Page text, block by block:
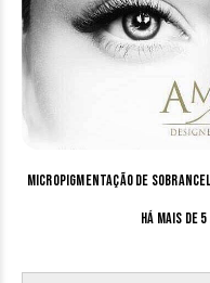
Micropigmentação de
há mais de